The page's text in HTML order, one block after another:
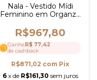
Nala - Vestido Mídi
Feminino em Organza
em Guipir e Laço Nas
Mangas- Ref 4245
R$967,80
GanheR$ 77,42
de cashback
R$871,02 com Pix
6 x de R$161,30 sem juros